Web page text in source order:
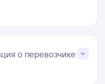
о перевозчике